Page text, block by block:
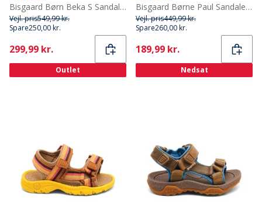
Bisgaard Børn Beka S Sandaler Sky
Vejl. pris549,99 kr.
Spare250,00 kr.
Current
299,99 kr.
Outlet
Bisgaard Børne Paul Sandaler Orange
Vejl. pris449,99 kr.
Spare260,00 kr.
Current
189,99 kr.
Nedsat